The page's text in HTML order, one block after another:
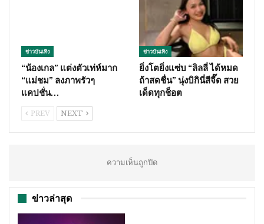
ข่าวบันเทิง
“น้องเกล” แต่งตัวเท่ห์มาก
“แม่ชม” ลงภาพรัวๆ
แคปชั่น…
ข่าวบันเทิง
ยิ่งโตยิ่งแซ่บ “ลิลลี่ ได้หมด
ถ้าสดชื่น” นุ่งบิกินี่สีจี๊ด สวย
เด็ดทุกช็อต
PREV NEXT
ความเห็นถูกปิด
ข่าวล่าสุด